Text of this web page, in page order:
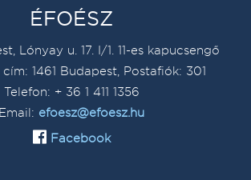
ÉFOÉSZ
Lónyay u. 17. I/1. 11-es kapucsengő
1461 Budapest, Postafiók: 301
Telefon: + 36 1 411 1356
Email: efoesz@efoesz.hu
Facebook